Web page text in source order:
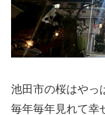
池田市の桜はやっ
毎年毎年見れて幸